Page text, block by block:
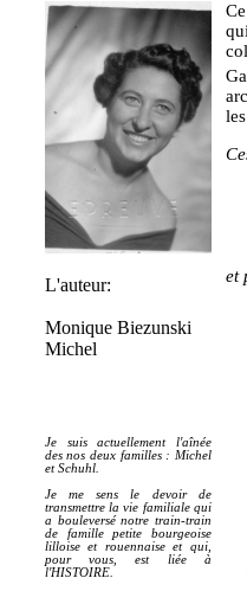
L'auteur:
Monique Biezunski
Michel
Je suis actuellement l'aînée
des nos deux familles : Michel
et Schuhl.
Je me sens le devoir de
transmettre la vie familiale qui
a bouleversé notre train-train
de famille petite bourgeoise
lilloise et rouennaise et qui,
pour vous, est liée à
l'HISTOIRE.
et